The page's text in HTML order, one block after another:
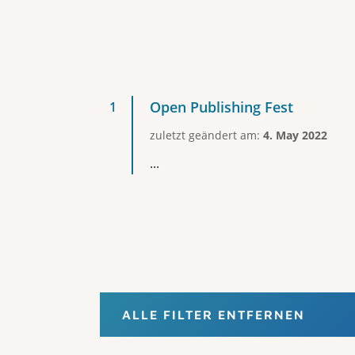
Open Publishing Fest
zuletzt geändert am: 4. May 2022
...
ALLE FILTER ENTFERNEN